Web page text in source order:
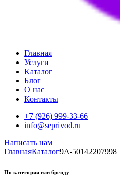
Главная
Услуги
Каталог
Блог
О нас
Контакты
+7 (926) 999-33-66
info@seprivod.ru
Написать нам
ГлавнаяКаталог9A-50142207998
По категории или бренду